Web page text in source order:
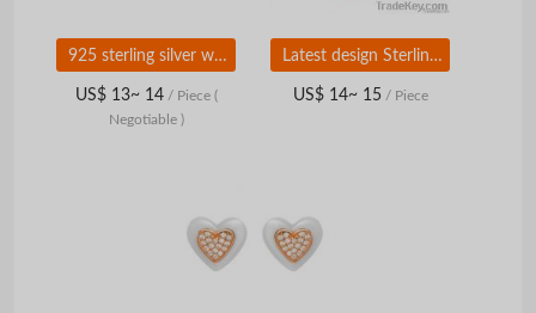
925 sterling silver with ceramic bracelet
US$ 13~ 14/ Piece (
Negotiable )
Latest design Sterling Silver with Ceramic Rings
US$ 14~ 15/ Piece